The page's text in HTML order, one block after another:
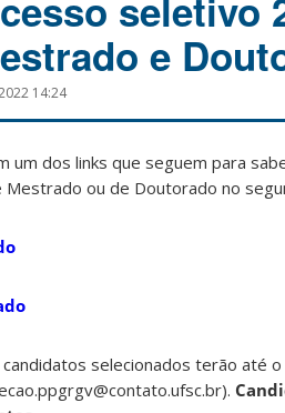
seletivo
e
14:24
um dos links que seguem para
Mestrado ou de Doutorado no
candidatos selecionados terão até